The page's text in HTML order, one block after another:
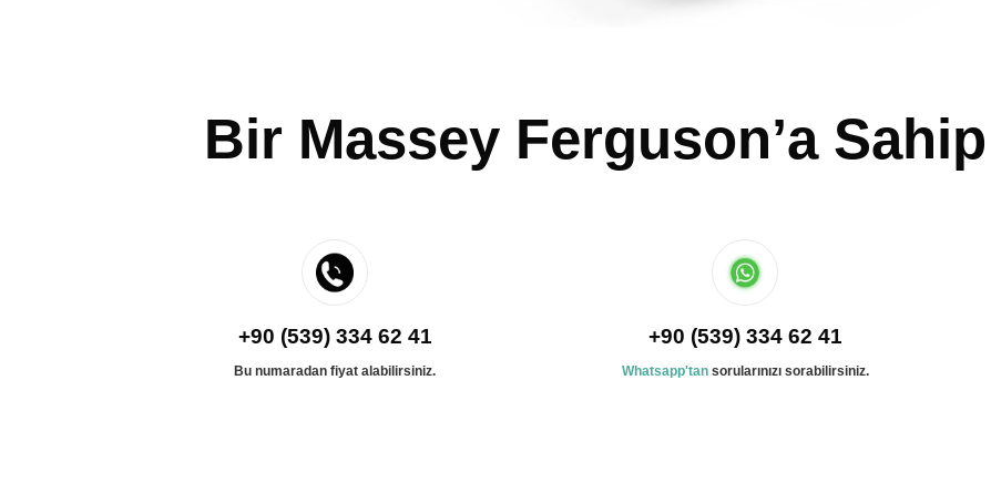
Bir Massey Ferguson’a
+90 (539) 334 62 41
Bu numaradan fiyat alabilirsiniz.
+90 (539) 334 62 41
Whatsapp'tansorularınızı sorabilirsiniz.